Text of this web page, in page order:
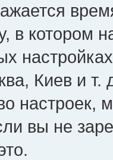
в котором
Киев и т.
настроек,
вы не